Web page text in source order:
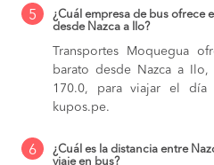
5
¿Cuál empresa de bus ofrece
desde Nazca a Ilo?
Transportes Moquegua
barato desde Nazca a
170.0, para viajar el
kupos.pe.
6
¿Cuál es la distancia entre
viaje en bus?